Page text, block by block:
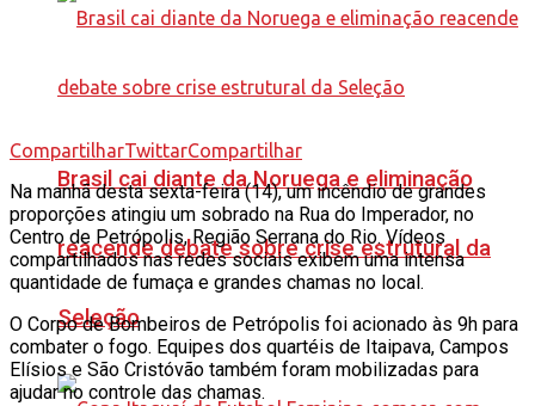
Brasil cai diante da Noruega e eliminação
reacende debate sobre crise estrutural da
Seleção
CompartilharTwittarCompartilhar
Na manhã desta sexta-feira (14), um incêndio de grandes
proporções atingiu um sobrado na Rua do Imperador, no
Centro de Petrópolis, Região Serrana do Rio. Vídeos
compartilhados nas redes sociais exibem uma intensa
quantidade de fumaça e grandes chamas no local.
O Corpo de Bombeiros de Petrópolis foi acionado às 9h para
combater o fogo. Equipes dos quartéis de Itaipava, Campos
Elísios e São Cristóvão também foram mobilizadas para
ajudar no controle das chamas.